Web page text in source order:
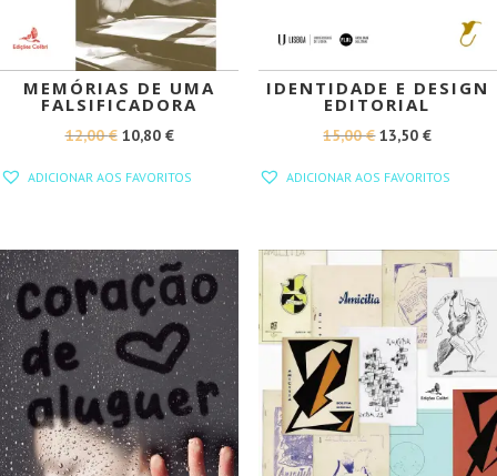
MEMÓRIAS DE UMA
FALSIFICADORA
12,00€ O
12,00 €.
10,80 €O
10,80 €.
ADICIONAR AOS FAVORITOS
IDENTIDADE E DESIGN
EDITORIAL
15,00€O
15,00 €.
13,50€O
13,50 €.
ADICIONAR AOS FAVORITOS
PROMOÇÃO!